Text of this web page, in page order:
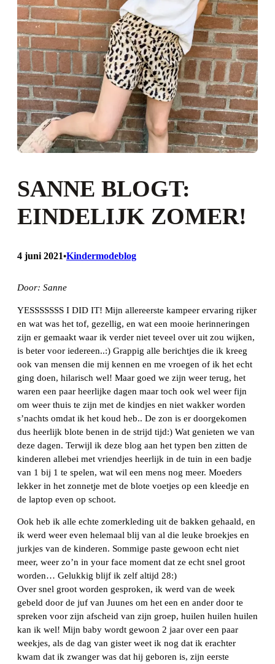
SANNE BLOGT:
EINDELIJK ZOMER!
4 juni 2021•Kindermodeblog
Door: Sanne
YESSSSSSS I DID IT! Mijn allereerste kampeer ervaring rijker
en wat was het tof, gezellig, en wat een mooie herinneringen
zijn er gemaakt waar ik verder niet teveel over uit zou wijken,
is beter voor iedereen..:) Grappig alle berichtjes die ik kreeg
ook van mensen die mij kennen en me vroegen of ik het echt
ging doen, hilarisch wel! Maar goed we zijn weer terug, het
waren een paar heerlijke dagen maar toch ook wel weer fijn
om weer thuis te zijn met de kindjes en niet wakker worden
s’nachts omdat ik het koud heb.. De zon is er doorgekomen
dus heerlijk blote benen in de strijd tijd:) Wat genieten we van
deze dagen. Terwijl ik deze blog aan het typen ben zitten de
kinderen allebei met vriendjes heerlijk in de tuin in een badje
van 1 bij 1 te spelen, wat wil een mens nog meer. Moeders
lekker in het zonnetje met de blote voetjes op een kleedje en
de laptop even op schoot.
Ook heb ik alle echte zomerkleding uit de bakken gehaald, en
ik werd weer even helemaal blij van al die leuke broekjes en
jurkjes van de kinderen. Sommige paste gewoon echt niet
meer, weer zo’n in your face moment dat ze echt snel groot
worden… Gelukkig blijf ik zelf altijd 28:)
Over snel groot worden gesproken, ik werd van de week
gebeld door de juf van Juunes om het een en ander door te
spreken voor zijn afscheid van zijn groep, huilen huilen huilen
kan ik wel! Mijn baby wordt gewoon 2 jaar over een paar
weekjes, als de dag van gister weet ik nog dat ik erachter
kwam dat ik zwanger was dat hij geboren is, zijn eerste